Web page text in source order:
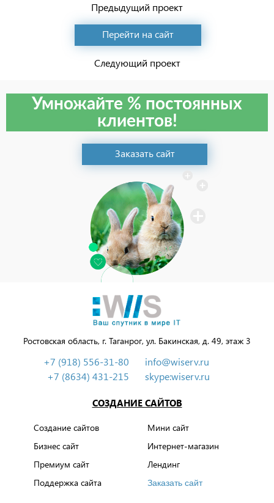
Предыдущий проект
Перейти на сайт
Следующий проект
Умножайте % постоянных
клиентов!
Заказать сайт
Ростовская область, г. Таганрог, ул. Бакинская, д. 49, этаж 3
+7 (918) 556-31-80
+7 (8634) 431-215
info@wiserv.ru
skype:wiserv.ru
СОЗДАНИЕ САЙТОВ
Создание сайтов
Мини сайт
Бизнес сайт
Интернет-магазин
Премиум сайт
Лендинг
Поддержка сайта
Заказать сайт